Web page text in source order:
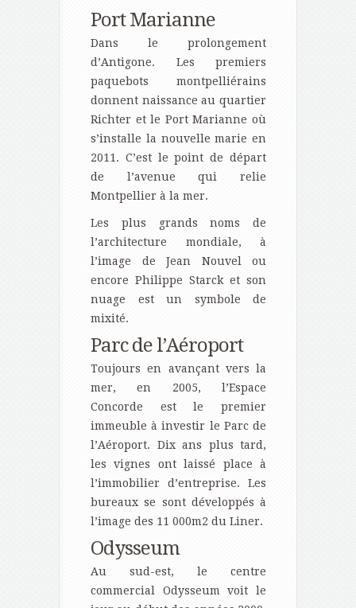
Port Marianne
Dans le prolongement
d’Antigone. Les premiers
paquebots montpelliérains
donnent naissance au quartier
Richter et le Port Marianne où
s’installe la nouvelle marie en
2011. C’est le point de départ
de l’avenue qui relie
Montpellier à la mer.
Les plus grands noms de
l’architecture mondiale, à
l’image de Jean Nouvel ou
encore Philippe Starck et son
nuage est un symbole de
mixité.
Parc de l’Aéroport
Toujours en avançant vers la
mer, en 2005, l’Espace
Concorde est le premier
immeuble à investir le Parc de
l’Aéroport. Dix ans plus tard,
les vignes ont laissé place à
l’immobilier d’entreprise. Les
bureaux se sont développés à
l’image des 11 000m2 du Liner.
Odysseum
Au sud-est, le centre
commercial Odysseum voit le